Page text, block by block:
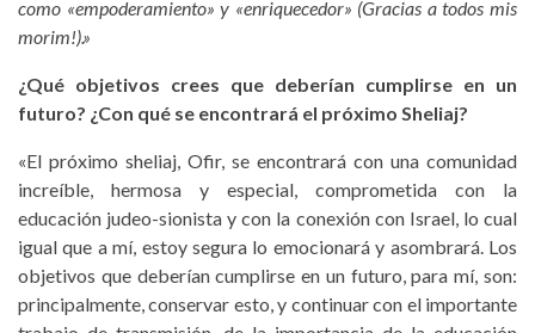
como «empoderamiento» y «enriquecedor» (Gracias a todos mis
morim!).»
¿Qué objetivos crees que deberían cumplirse en un
futuro? ¿Con qué se encontrará el próximo Sheliaj?
«El próximo sheliaj, Ofir, se encontrará con una comunidad
increíble, hermosa y especial, comprometida con la
educación judeo-sionista y con la conexión con Israel, lo cual
igual que a mí, estoy segura lo emocionará y asombrará. Los
objetivos que deberían cumplirse en un futuro, para mí, son:
principalmente, conservar esto, y continuar con el importante